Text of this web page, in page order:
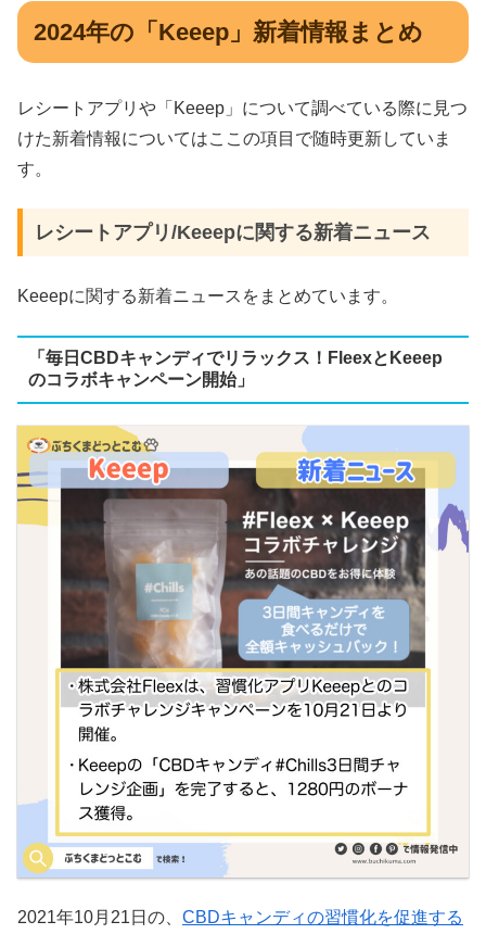
2024年の「Keeep」新着情報まとめ
レシートアプリや「Keeep」について調べている際に見つ
けた新着情報についてはここの項目で随時更新していま
す。
レシートアプリ/Keeepに関する新着ニュース
Keeepに関する新着ニュースをまとめています。
「毎日CBDキャンディでリラックス！FleexとKeeep
のコラボキャンペーン開始」
2021年10月21日の、 CBDキャンディの習慣化を促進する